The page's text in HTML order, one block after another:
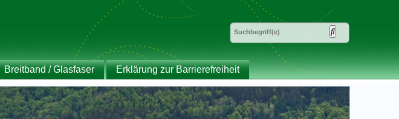
Breitband / Glasfaser Erklärung zur Barrierefreiheit